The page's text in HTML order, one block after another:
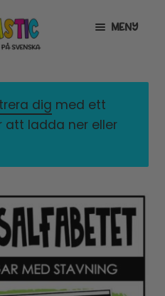
MENY
EXPANDERA
UNDERMENY
dig med ett
att ladda ner eller